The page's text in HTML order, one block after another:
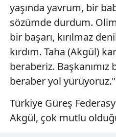
yaşında yavrum, bir
sözümde durdum.
bir başarı, kırılmaz
kırdım. Taha (Akgül)
beraberiz. Başkanımız
beraber yol yürüyoruz."
Türkiye Güreş
Akgül, çok mutlu